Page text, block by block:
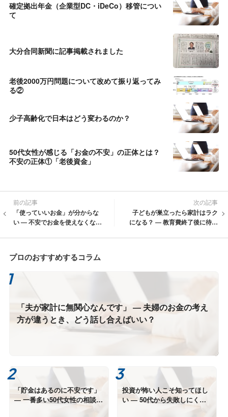
確定拠出年金（企業型DC・iDeCo）移管につい
て
大分合同新聞に記事掲載されました
老後2000万円問題について改めて振り返ってみ
る②
少子高齢化で日本はどう変わるのか？
50代女性が感じる「お金の不安」の正体とは？
不安の正体①「老後資金」
前の記事
「使っていいお金」が分からな
い ― 不安でお金を使えなくなる
次の記事
子どもが巣立ったら家計はラク
になる？ ― 教育費終了後に待っ
プロのおすすめするコラム
「夫が家計に無関心なんです」 ― 夫婦のお金の考え
方が違うとき、どう話し合えばいい？
「貯金はあるのに不安です」
― 一番多い50代女性の相談か
ら見えてきた“本当の悩み”
投資が怖い人こそ知ってほし
い ― 50代から失敗しにくい